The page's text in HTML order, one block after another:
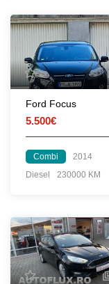
Ford Focus
5.500€
Combi
2014
Diesel
230000 KM